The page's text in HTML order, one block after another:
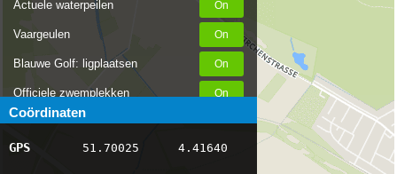
Actuele waterpeilen
Vaargeulen
Blauwe Golf: ligplaatsen
Officiele zwemplekken
Stremmingen/hinder
AIS scheepsposities
Coördinaten
GPS 51.70025 4.41640